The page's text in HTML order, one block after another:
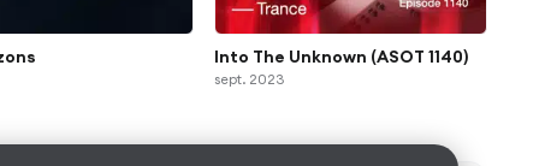
Into The Unknown (ASOT 1140)
sept. 2023